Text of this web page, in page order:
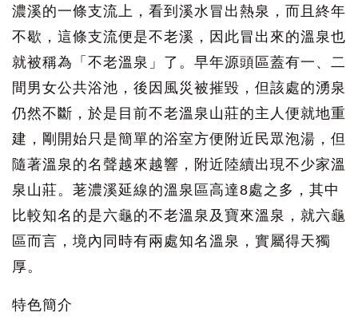
濃溪的一條支流上，看到溪水冒出熱泉，而且終年
不歇，這條支流便是不老溪，因此冒出來的溫泉也
就被稱為「不老溫泉」了。早年源頭區蓋有一、二
間男女公共浴池，後因風災被摧毀，但該處的湧泉
仍然不斷，於是目前不老溫泉山莊的主人便就地重
建，剛開始只是簡單的浴室方便附近民眾泡湯，但
隨著溫泉的名聲越來越響，附近陸續出現不少家溫
泉山莊。荖濃溪延線的溫泉區高達8處之多，其中
比較知名的是六龜的不老溫泉及寶來溫泉，就六龜
區而言，境內同時有兩處知名溫泉，實屬得天獨
厚。
特色簡介